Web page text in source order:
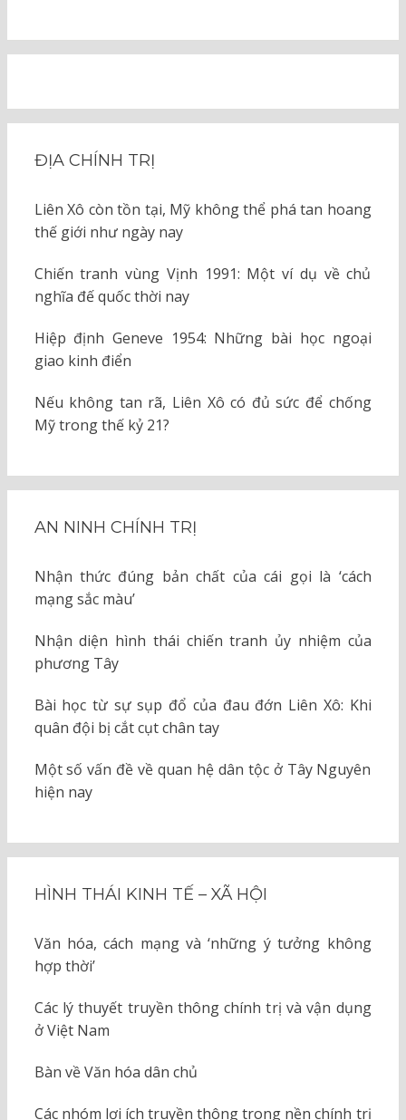
ĐỊA CHÍNH TRỊ
Liên Xô còn tồn tại, Mỹ không thể phá tan hoang
thế giới như ngày nay
Chiến tranh vùng Vịnh 1991: Một ví dụ về chủ
nghĩa đế quốc thời nay
Hiệp định Geneve 1954: Những bài học ngoại
giao kinh điển
Nếu không tan rã, Liên Xô có đủ sức để chống
Mỹ trong thế kỷ 21?
AN NINH CHÍNH TRỊ
Nhận thức đúng bản chất của cái gọi là ‘cách
mạng sắc màu’
Nhận diện hình thái chiến tranh ủy nhiệm của
phương Tây
Bài học từ sự sụp đổ của đau đớn Liên Xô: Khi
quân đội bị cắt cụt chân tay
Một số vấn đề về quan hệ dân tộc ở Tây Nguyên
hiện nay
HÌNH THÁI KINH TẾ – XÃ HỘI
Văn hóa, cách mạng và ‘những ý tưởng không
hợp thời’
Các lý thuyết truyền thông chính trị và vận dụng
ở Việt Nam
Bàn về Văn hóa dân chủ
Các nhóm lợi ích truyền thông trong nền chính trị